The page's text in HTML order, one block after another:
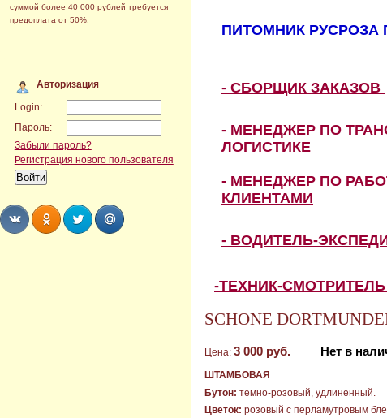
суммой более 40 000 рублей требуется
предоплата от 50%.
Авторизация
Login:
Пароль:
Забыли пароль?
Регистрация нового пользователя
ПИТОМНИК РУСРОЗА
- СБОРЩИК ЗАКАЗОВ
- МЕНЕДЖЕР ПО
ЛОГИСТИКЕ
- МЕНЕДЖЕР ПО
КЛИЕНТАМИ
- ВОДИТЕЛЬ-
-ТЕХНИК-
SCHONE
Цена: 3 000 руб. Нет в
ШТАМБОВАЯ
Бутон: темно-розовый, удлиненный.
Цветок: розовый с перламутровым